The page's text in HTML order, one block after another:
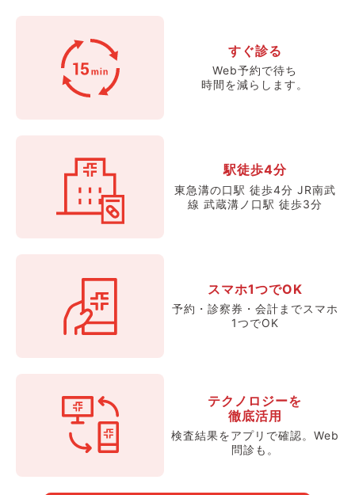
すぐ診る
Web予約で待ち
時間を減らします。
駅徒歩4分
東急溝の口駅 徒歩4分 JR南武
線 武蔵溝ノ口駅 徒歩3分
スマホ1つでOK
予約・診察券・会計までスマホ
1つでOK
テクノロジーを
徹底活用
検査結果をアプリで確認。Web
問診も。